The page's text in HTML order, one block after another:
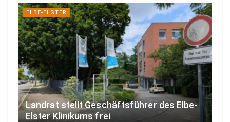
ELBE-ELSTER
Landrat stellt Geschäftsführer des Elbe-
Elster Klinikums frei